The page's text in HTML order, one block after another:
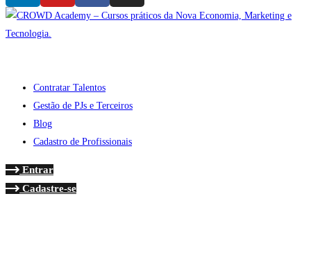
Contratar Talentos
Gestão de PJs e Terceiros
Blog
Cadastro de Profissionais
Entrar
Cadastre-se